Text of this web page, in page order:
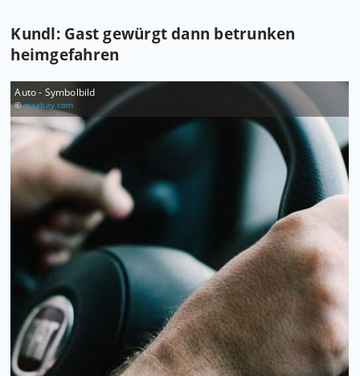
Kundl: Gast gewürgt dann betrunken
heimgefahren
Auto - Symbolbild
©pixabay.com